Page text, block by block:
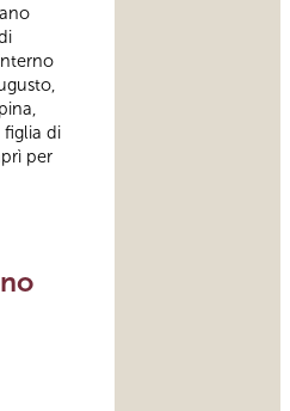
figlia di
per